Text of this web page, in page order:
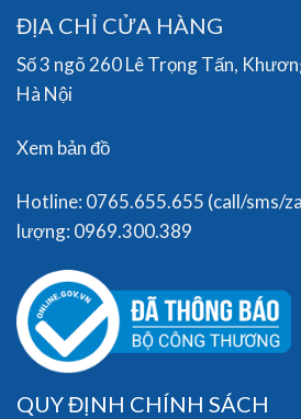
ĐỊA CHỈ CỬA HÀNG
Số 3 ngõ 260 Lê Trọng Tấn,
Hà Nội
Xem bản đồ
Hotline: 0765.655.655 (call/sms/
lượng: 0969.300.389
QUY ĐỊNH CHÍNH SÁCH